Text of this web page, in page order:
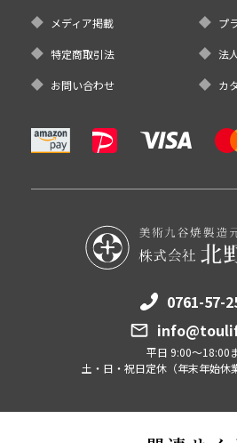
メディア掲載 プ
特定商取引法 法
お問い合わせ カ
0761-57-
平日 9:00～18:00
土・日・祝日定休（年末年始休